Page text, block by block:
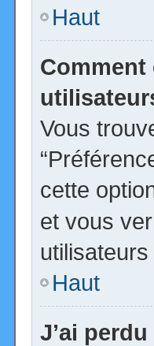
Haut
Comment
Vous
cette
et vous
Haut
J’ai